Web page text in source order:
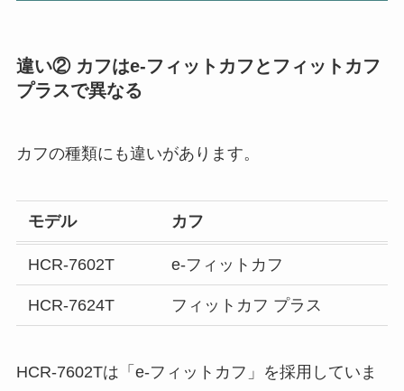
違い② カフはe-フィットカフとフィットカフ
プラスで異なる
カフの種類にも違いがあります。
モデル カフ
HCR-7602T e-フィットカフ
HCR-7624T フィットカフ プラス
HCR-7602Tは「e-フィットカフ」を採用していま